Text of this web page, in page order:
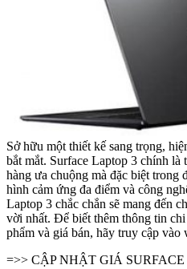
Sở hữu một thiết kế sang trọng,
bắt mắt. Surface Laptop 3 chính là
hàng ưa chuộng mà đặc biệt trong
hình cảm ứng đa điểm và công
Laptop 3 chắc chắn sẽ mang đến
vời nhất. Để biết thêm thông tin
phẩm và giá bán, hãy truy cập vào
=>> CẬP NHẬT GIÁ SURFACE